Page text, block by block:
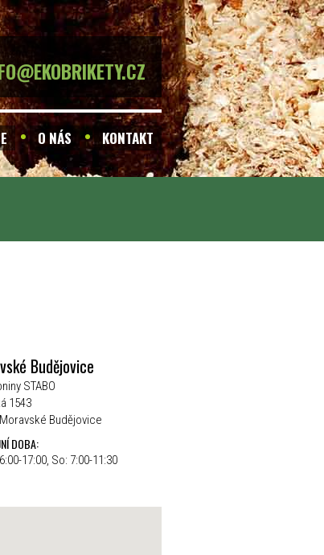
O NÁS KONTAKT
Budějovice
STABO
1543
Budějovice
DOBA:
17:00, So: 7:00-11:30